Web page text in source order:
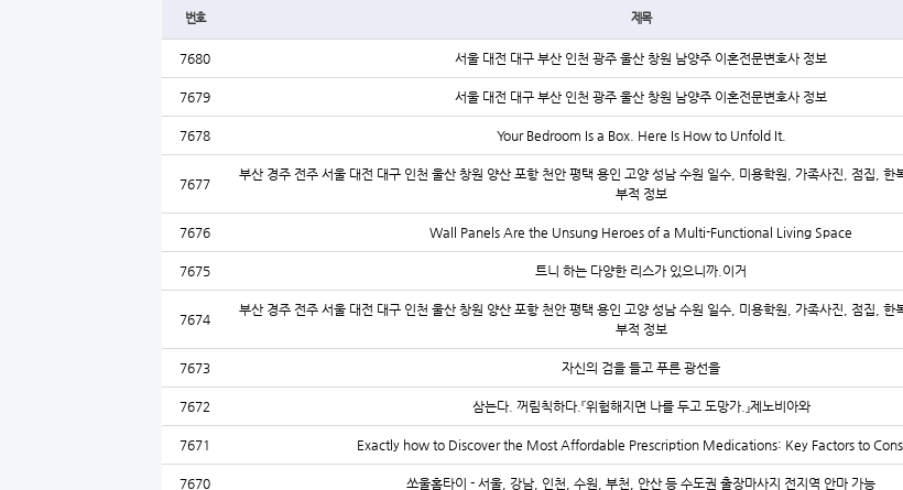
번호 제목
7680 서울 대전 대구 부산 인천 광주 울산 창원 남양주 이혼전문변호사 정보
7679 서울 대전 대구 부산 인천 광주 울산 창원 남양주 이혼전문변호사 정보
7678 Your Bedroom Is a Box. Here Is How to Unfold It.
7677
부산 경주 전주 서울 대전 대구 인천 울산 창원 양산 포항 천안 평택 용인 고양 성남 수원 일수, 미용학원, 가족사진, 점집, 한
부적 정보
7676 Wall Panels Are the Unsung Heroes of a Multi-Functional Living Space
7675 트니 하는 다양한 리스가 있으니까.이거
7674
부산 경주 전주 서울 대전 대구 인천 울산 창원 양산 포항 천안 평택 용인 고양 성남 수원 일수, 미용학원, 가족사진, 점집, 한
부적 정보
7673 자신의 검을 들고 푸른 광선을
7672 삼는다. 꺼림칙하다.『위험해지면 나를 두고 도망가.』제노비아와
7671 Exactly how to Discover the Most Affordable Prescription Medications: Key Factors to
7670 쏘울홈타이 - 서울, 강남, 인천, 수원, 부천, 안산 등 수도권 출장마사지 전지역 안마 가능